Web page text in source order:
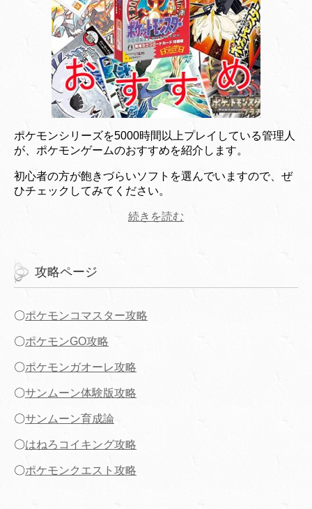
ポケモンシリーズを5000時間以上プレイしている管理人
が、ポケモンゲームのおすすめを紹介します。
初心者の方が飽きづらいソフトを選んでいますので、ぜ
ひチェックしてみてください。
続きを読む
攻略ページ
〇ポケモンコマスター攻略
〇ポケモンGO攻略
〇ポケモンガオーレ攻略
〇サンムーン体験版攻略
〇サンムーン育成論
〇はねろコイキング攻略
〇ポケモンクエスト攻略